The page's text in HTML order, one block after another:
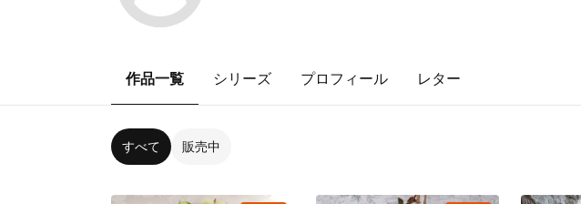
作品一覧 シリーズ プロフィール レター
すべて 販売中